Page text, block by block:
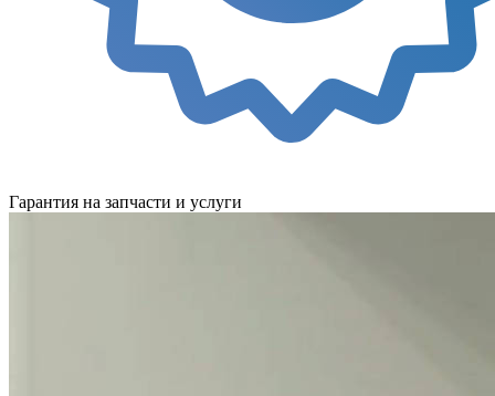
Гарантия на запчасти и услуги